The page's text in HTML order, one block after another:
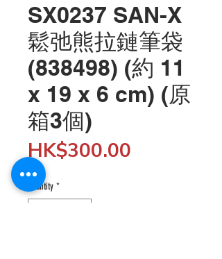
SX0237 SAN-X
鬆弛熊拉鏈筆袋
(838498) (約 11
x 19 x 6 cm) (原
箱3個)
HK$300.00
Quantity *